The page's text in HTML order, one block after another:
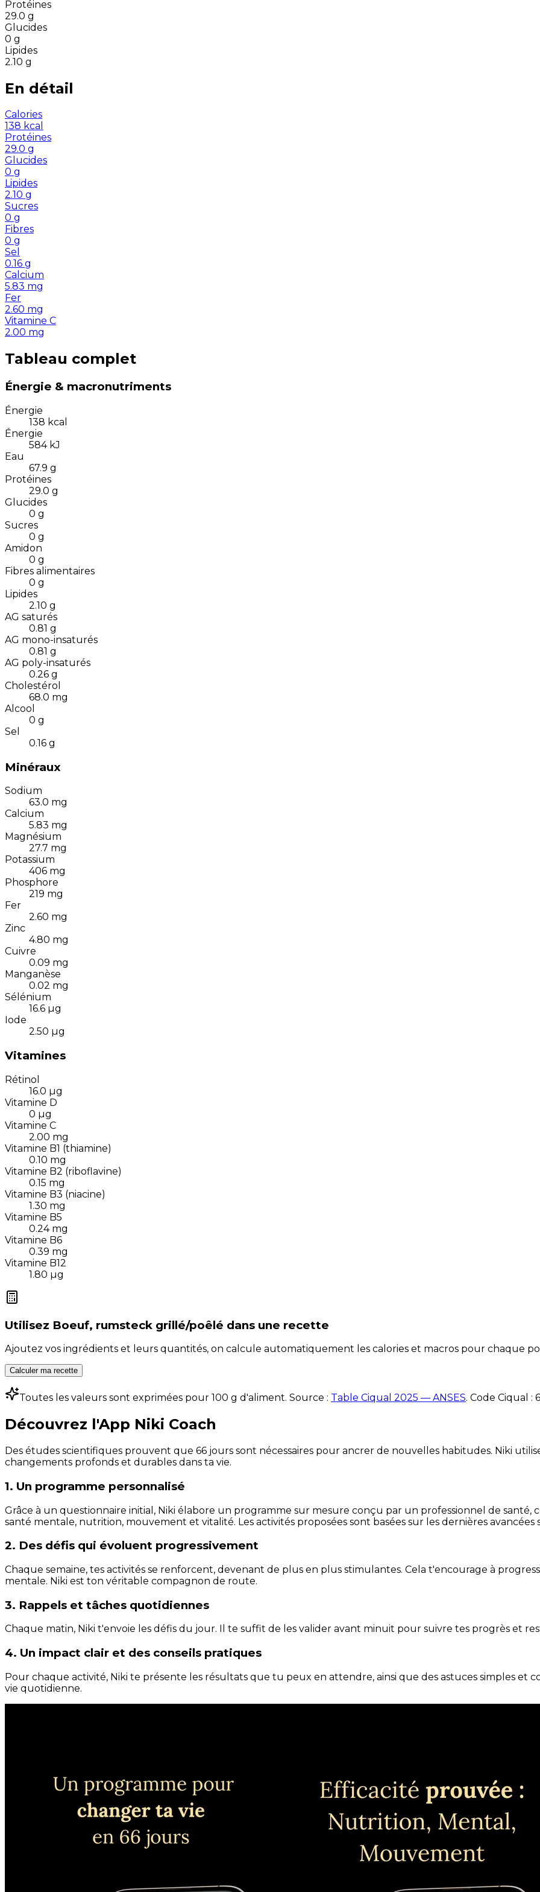
Protéines
29.0 g
Glucides
0 g
Lipides
2.10 g
En détail
Calories
138 kcal
Protéines
29.0 g
Glucides
0 g
Lipides
2.10 g
Sucres
0 g
Fibres
0 g
Sel
0.16 g
Calcium
5.83 mg
Fer
2.60 mg
Vitamine C
2.00 mg
Tableau complet
Énergie & macronutriments
Énergie
138 kcal
Énergie
584 kJ
Eau
67.9 g
Protéines
29.0 g
Glucides
0 g
Sucres
0 g
Amidon
0 g
Fibres alimentaires
0 g
Lipides
2.10 g
AG saturés
0.81 g
AG mono-insaturés
0.81 g
AG poly-insaturés
0.26 g
Cholestérol
68.0 mg
Alcool
0 g
Sel
0.16 g
Minéraux
Sodium
63.0 mg
Calcium
5.83 mg
Magnésium
27.7 mg
Potassium
406 mg
Phosphore
219 mg
Fer
2.60 mg
Zinc
4.80 mg
Cuivre
0.09 mg
Manganèse
0.02 mg
Sélénium
16.6 µg
Iode
2.50 µg
Vitamines
Rétinol
16.0 µg
Vitamine D
0 µg
Vitamine C
2.00 mg
Vitamine B1 (thiamine)
0.10 mg
Vitamine B2 (riboflavine)
0.15 mg
Vitamine B3 (niacine)
1.30 mg
Vitamine B5
0.24 mg
Vitamine B6
0.39 mg
Vitamine B12
1.80 µg
Utilisez Boeuf, rumsteck grillé/poêlé dans une recette
Ajoutez vos ingrédients et leurs quantités, on calcule automatiquement les calories et macros pour chaque
Calculer ma recette
Toutes les valeurs sont exprimées pour 100 g d'aliment. Source : Table Ciqual 2025 — ANSES. Code Ciqual :
Découvrez l'App Niki Coach
Des études scientifiques prouvent que 66 jours sont nécessaires pour ancrer de nouvelles habitudes. Niki
changements profonds et durables dans ta vie.
1. Un programme personnalisé
Grâce à un questionnaire initial, Niki élabore un programme sur mesure conçu par un professionnel de santé,
santé mentale, nutrition, mouvement et vitalité. Les activités proposées sont basées sur les dernières
2. Des défis qui évoluent progressivement
Chaque semaine, tes activités se renforcent, devenant de plus en plus stimulantes. Cela t'encourage à
mentale. Niki est ton véritable compagnon de route.
3. Rappels et tâches quotidiennes
Chaque matin, Niki t'envoie les défis du jour. Il te suffit de les valider avant minuit pour suivre tes progrès et
4. Un impact clair et des conseils pratiques
Pour chaque activité, Niki te présente les résultats que tu peux en attendre, ainsi que des astuces simples et
vie quotidienne.